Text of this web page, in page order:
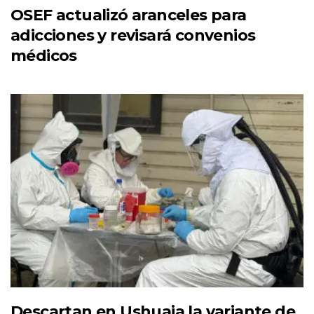
OSEF actualizó aranceles para
adicciones y revisará convenios
médicos